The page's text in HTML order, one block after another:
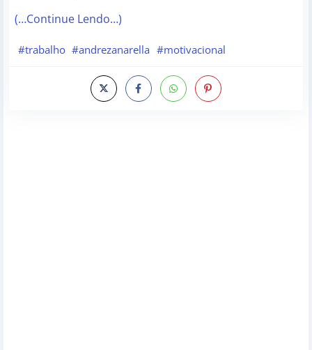
(…Continue Lendo…)
#trabalho #andrezanarella #motivacional